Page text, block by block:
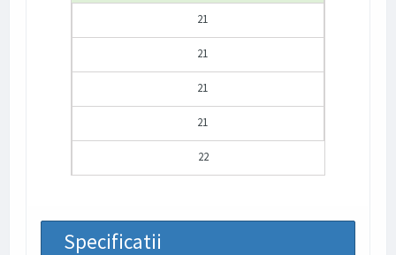
21
21
21
21
22
Specificatii